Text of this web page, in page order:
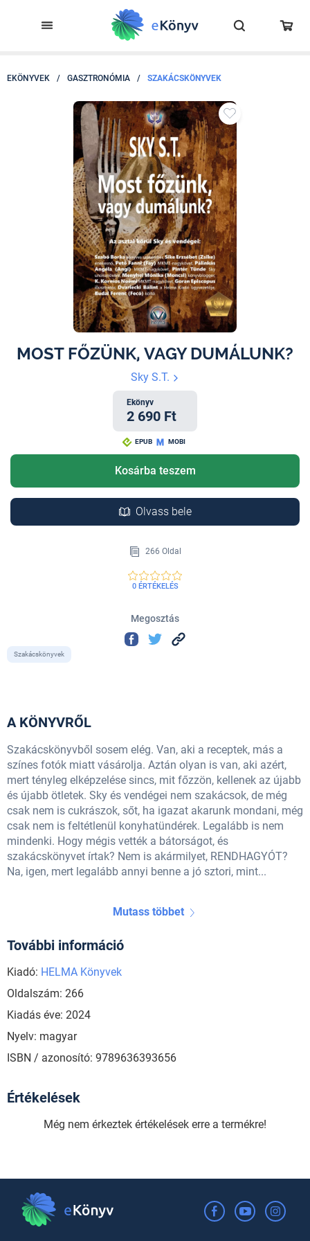
EKÖNYVEK / GASZTRONÓMIA / SZAKÁCSKÖNYVEK
MOST FŐZÜNK, VAGY DUMÁLUNK?
Sky S.T.
Ekönyv
2 690 Ft
EPUB MOBI
Kosárba teszem
Olvass bele
266 Oldal
0 ÉRTÉKELÉS
Megosztás
Szakácskönyvek
A KÖNYVRŐL
Szakácskönyvből sosem elég. Van, aki a receptek, más a
színes fotók miatt vásárolja. Aztán olyan is van, aki azért,
mert tényleg elképzelése sincs, mit főzzön, kellenek az újabb
és újabb ötletek. Sky és vendégei nem szakácsok, de még
csak nem is cukrászok, sőt, ha igazat akarunk mondani, még
csak nem is feltétlenül konyhatündérek. Legalább is nem
mindenki. Hogy mégis vették a bátorságot, és
szakácskönyvet írtak? Nem is akármilyet, RENDHAGYÓT?
Na, igen, mert legalább annyi benne a jó sztori, mint...
Mutass többet
További információ
Kiadó: HELMA Könyvek
Oldalszám: 266
Kiadás éve: 2024
Nyelv: magyar
ISBN / azonosító: 9789636393656
Értékelések
Még nem érkeztek értékelések erre a termékre!